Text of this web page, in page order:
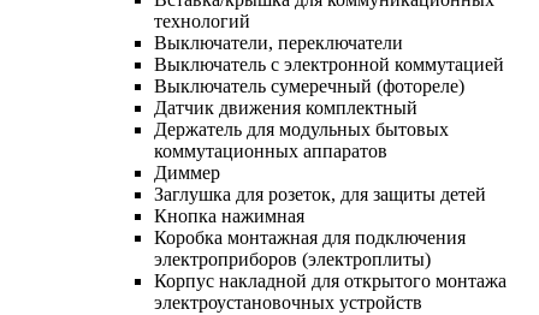
технологий
Выключатели, переключатели
Выключатель с электронной коммутацией
Выключатель сумеречный (фотореле)
Датчик движения комплектный
Держатель для модульных бытовых
коммутационных аппаратов
Диммер
Заглушка для розеток, для защиты детей
Кнопка нажимная
Коробка монтажная для подключения
электроприборов (электроплиты)
Корпус накладной для открытого монтажа
электроустановочных устройств